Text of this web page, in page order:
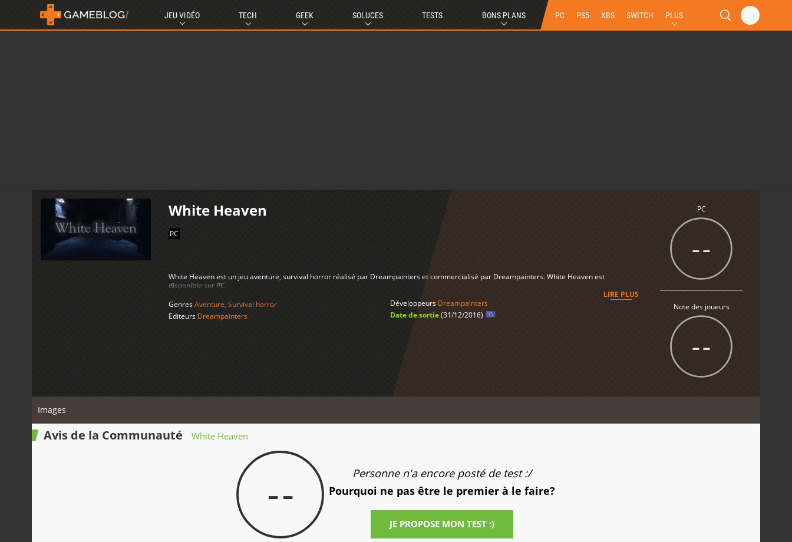
JEU VIDÉO TECH GEEK SOLUCES TESTS BONS PLANS PC PS5 XBS SWITCH PLUS
White Heaven
PC
White Heaven est un jeu aventure, survival horror réalisé par Dreampainters et commercialisé par Dreampainters. White Heaven est
disponible sur PC
LIRE PLUS
GenresAventure, Survival horror
Editeurs Dreampainters
Développeurs Dreampainters
Date de sortie(31/12/2016)
PC
--
Note des joueurs
--
Images
Avis de la Communauté White Heaven
--
Personne n'a encore posté de test :/
Pourquoi ne pas être le premier à le faire?
JE PROPOSE MON TEST :)